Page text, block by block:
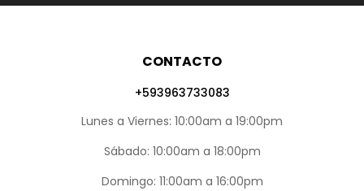
CONTACTO
+593963733083
Lunes a Viernes: 10:00am a 19:00pm
Sábado: 10:00am a 18:00pm
Domingo: 11:00am a 16:00pm